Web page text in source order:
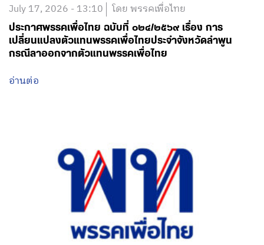
July 17, 2026 - 13:10 โดย พรรคเพื่อไทย
ประกาศพรรคเพื่อไทย ฉบับที่ ๐๒๔/๒๕๖๙ เรื่อง การ
เปลี่ยนแปลงตัวแทนพรรคเพื่อไทยประจำจังหวัดลำพูน
กรณีลาออกจากตัวแทนพรรคเพื่อไทย
อ่านต่อ